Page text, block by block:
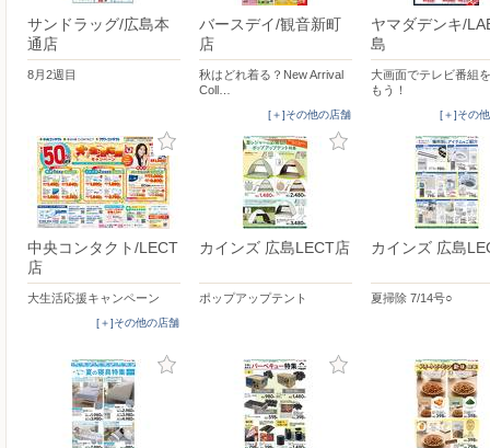
サンドラッグ/広島本
通店
8月2週目
バースデイ/観音新町
店
秋はどれ着る？New Arrival
Coll…
[＋]その他の店舗
ヤマダデンキ/
島
大画面でテレビ番組
もう！
[＋]その
中央コンタクト/LECT
店
大生活応援キャンペーン
[＋]その他の店舗
カインズ 広島LECT店
ポップアップテント
カインズ 広島
夏掃除 7/14号○